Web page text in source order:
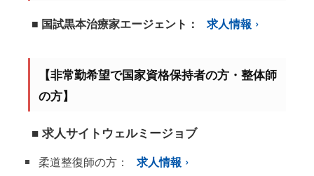
■ 国試黒本治療家エージェント： 求人情報
【非常勤希望で国家資格保持者の方・整体師
の方】
■ 求人サイトウェルミージョブ
柔道整復師の方：
求人情報